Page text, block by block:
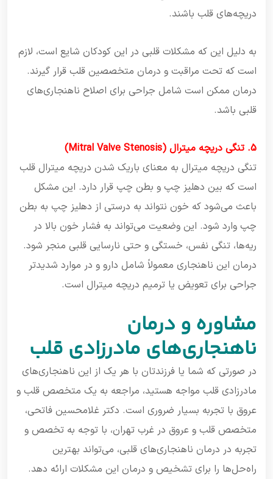
دریچه‌های قلب باشند.
به دلیل این که مشکلات قلبی در این کودکان شایع است، لازم
است که تحت مراقبت و درمان متخصصین قلب قرار گیرند.
درمان ممکن است شامل جراحی برای اصلاح ناهنجاری‌های
قلبی باشد.
5. تنگی دریچه میترال (Mitral Valve Stenosis)
تنگی دریچه میترال به معنای باریک شدن دریچه میترال قلب
است که بین دهلیز چپ و بطن چپ قرار دارد. این مشکل
باعث می‌شود که خون نتواند به درستی از دهلیز چپ به بطن
چپ وارد شود. این وضعیت می‌تواند به فشار خون بالا در
ریه‌ها، تنگی نفس، خستگی و حتی نارسایی قلبی منجر شود.
درمان این ناهنجاری معمولاً شامل دارو و در موارد شدیدتر
جراحی برای تعویض یا ترمیم دریچه میترال است.
مشاوره و درمان
ناهنجاری‌های مادرزادی قلب
در صورتی که شما یا فرزندتان با هر یک از این ناهنجاری‌های
مادرزادی قلب مواجه هستید، مراجعه به یک متخصص قلب و
عروق با تجربه بسیار ضروری است. دکتر غلامحسین فاتحی،
متخصص قلب و عروق در غرب تهران، با توجه به تخصص و
تجربه در درمان ناهنجاری‌های قلبی، می‌تواند بهترین
راه‌حل‌ها را برای تشخیص و درمان این مشکلات ارائه دهد.